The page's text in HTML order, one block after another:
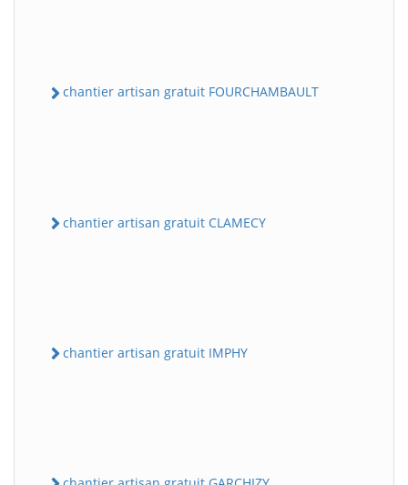
chantier artisan gratuit FOURCHAMBAULT
chantier artisan gratuit CLAMECY
chantier artisan gratuit IMPHY